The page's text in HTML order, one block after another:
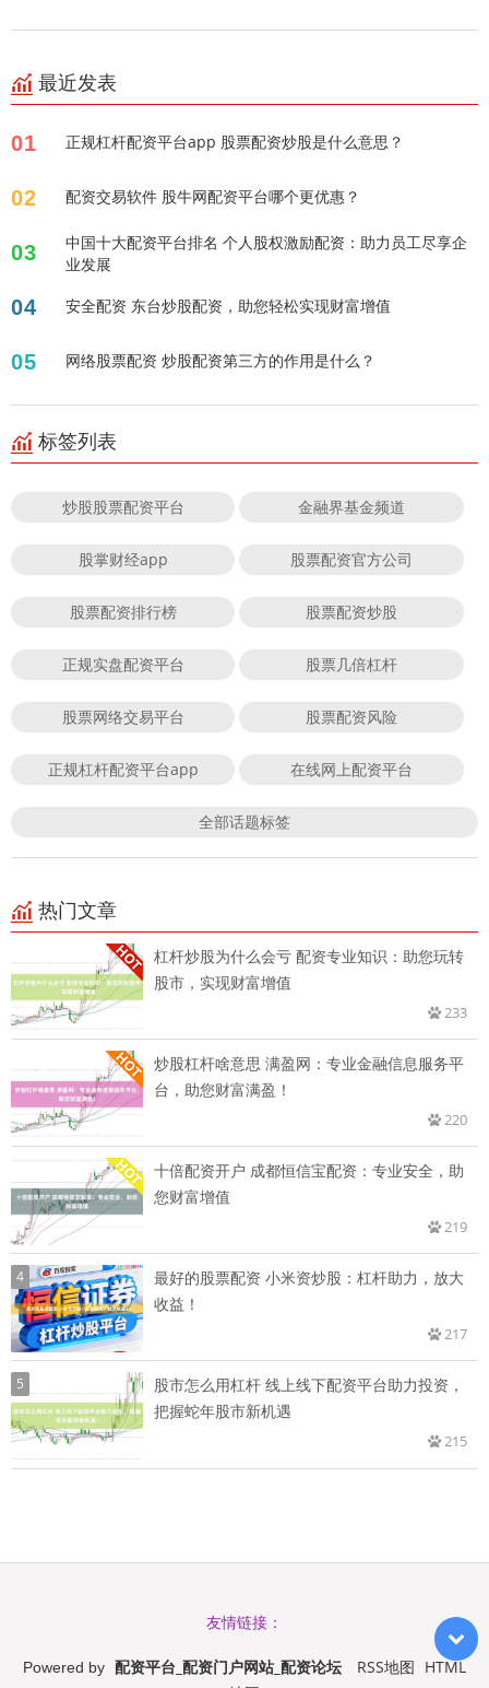
最近发表
01 正规杠杆配资平台app 股票配资炒股是什么意思？
02 配资交易软件 股牛网配资平台哪个更优惠？
03
中国十大配资平台排名 个人股权激励配资：助力员工尽享企
业发展
04 安全配资 东台炒股配资，助您轻松实现财富增值
05 网络股票配资 炒股配资第三方的作用是什么？
标签列表
炒股股票配资平台 金融界基金频道
股掌财经app 股票配资官方公司
股票配资排行榜 股票配资炒股
正规实盘配资平台 股票几倍杠杆
股票网络交易平台 股票配资风险
正规杠杆配资平台app 在线网上配资平台
全部话题标签
热门文章
杠杆炒股为什么会亏 配资专业知识：助您玩转
股市，实现财富增值
233
炒股杠杆啥意思 满盈网：专业金融信息服务平
台，助您财富满盈！
220
十倍配资开户 成都恒信宝配资：专业安全，助
您财富增值
219
4
最好的股票配资 小米资炒股：杠杆助力，放大
收益！
217
5
股市怎么用杠杆 线上线下配资平台助力投资，
把握蛇年股市新机遇
215
友情链接：
Powered by 配资平台_配资门户网站_配资论坛 RSS地图 HTML